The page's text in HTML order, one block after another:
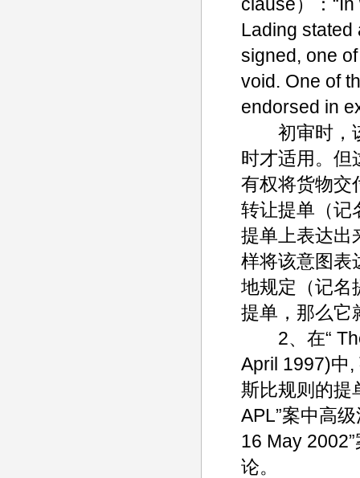
Lading
signed, one
void. One of
endorsed in
初审时，该
时才适用。但
有权将货物交
转让提单（记
提单上表达出
样将该意图表
地规定（记名
提单，那么它
2、在“ The
April 1997)中
斯比规则的提
APL”案中高
16 May
论。